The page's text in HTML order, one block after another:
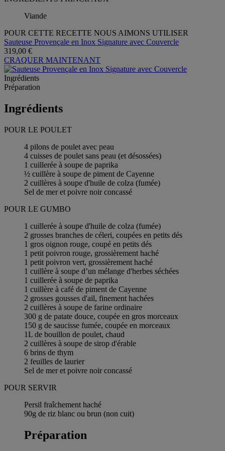
Viande
POUR CETTE RECETTE NOUS AIMONS UTILISER
Sauteuse Provençale en Inox Signature avec Couvercle
319,00 €
CRAQUER MAINTENANT
Ingrédients
Préparation
Ingrédients
POUR LE POULET
4 pilons de poulet avec peau
4 cuisses de poulet sans peau (et désossées)
1 cuillerée à soupe de paprika
½ cuillère à soupe de piment de Cayenne
2 cuillères à soupe d'huile de colza (fumée)
Sel de mer et poivre noir concassé
POUR LE GUMBO
1 cuillerée à soupe d'huile de colza (fumée)
2 grosses branches de céleri, coupées en petits dés
1 gros oignon rouge, coupé en petits dés
1 petit poivron rouge, grossièrement haché
1 petit poivron vert, grossièrement haché
1 cuillère à soupe d’un mélange d'herbes séchées
1 cuillerée à soupe de paprika
1 cuillère à café de piment de Cayenne
2 grosses gousses d'ail, finement hachées
2 cuillères à soupe de farine ordinaire
300 g de patate douce, coupée en gros morceaux
150 g de saucisse fumée, coupée en morceaux
1L de bouillon de poulet, chaud
2 cuillères à soupe de sirop d'érable
6 brins de thym
2 feuilles de laurier
Sel de mer et poivre noir concassé
POUR SERVIR
Persil fraîchement haché
90g de riz blanc ou brun (non cuit)
Préparation